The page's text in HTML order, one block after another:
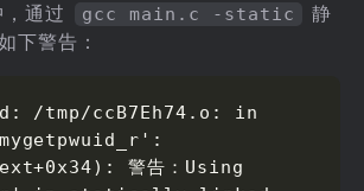
通过 gcc main.c -static
静
下警告：
/tmp/ccB7Eh74.o: in
警告：Using